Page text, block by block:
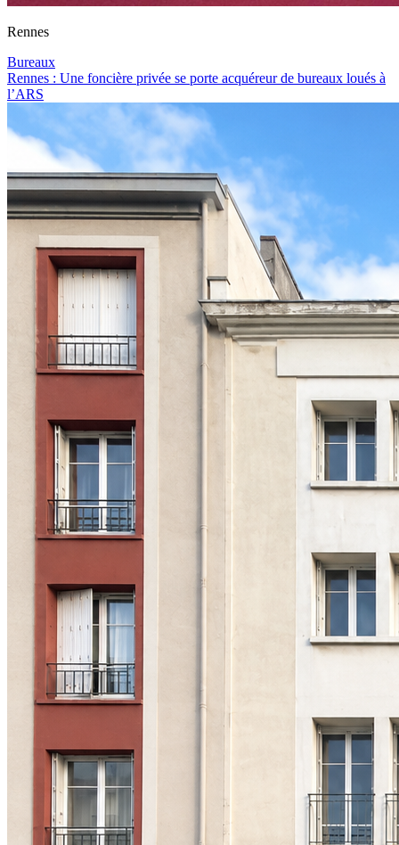
Rennes
Bureaux
Rennes : Une foncière privée se porte acquéreur de bureaux loués à
l’ARS